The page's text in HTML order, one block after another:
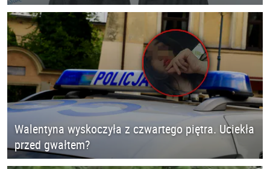
Walentyna wyskoczyła z czwartego piętra. Uciekła
przed gwałtem?